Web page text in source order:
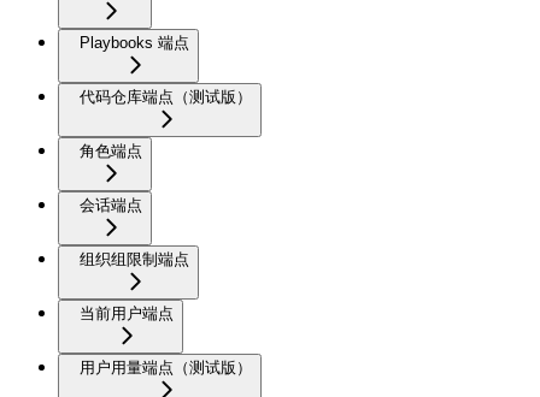
Playbooks 端点
代码仓库端点（测试版）
角色端点
会话端点
组织组限制端点
当前用户端点
用户用量端点（测试版）